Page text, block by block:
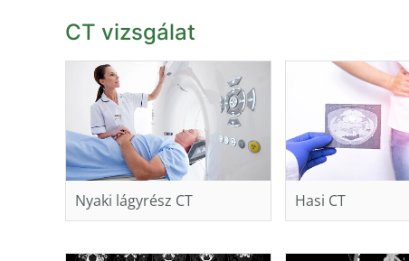
CT vizsgálat
Nyaki lágyrész CT Hasi CT